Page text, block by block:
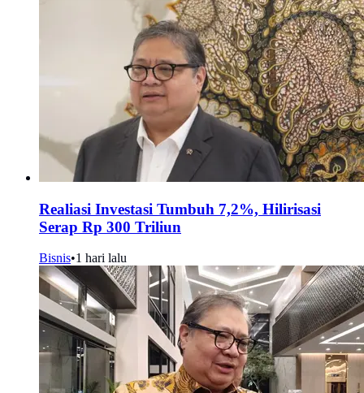
Realiasi Investasi Tumbuh 7,2%, Hilirisasi
Serap Rp 300 Triliun
Bisnis•1 hari lalu